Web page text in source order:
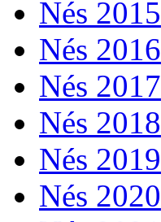
Nés 2015
Nés 2016
Nés 2017
Nés 2018
Nés 2019
Nés 2020